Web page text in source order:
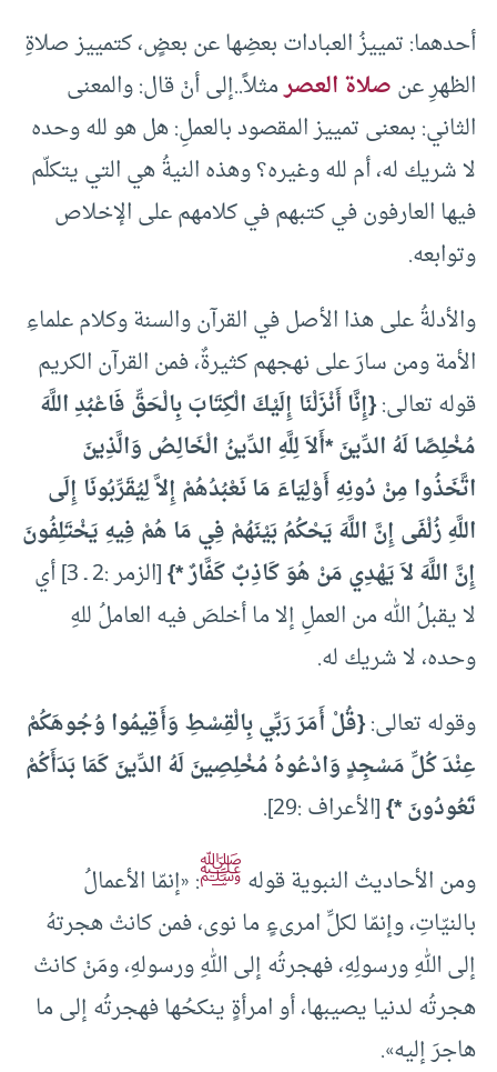
أحدهما: تمييزُ العبادات بعضِها عن بعضٍ، كتمييز صلاةِ
الظهرِ عنصلاة العصرمثلاً..إلى أنْ قال: والمعنى
الثاني: بمعنى تمييز المقصود بالعملِ: هل هو لله وحده
لا شريك له، أم لله وغيره؟ وهذه النيةُ هي التي يتكلّم
فيها العارفون في كتبهم في كلامهم على الإخلاص
وتوابعه.
والأدلةُ على هذا الأصل في القرآن والسنة وكلام علماءِ
الأمة ومن سارَ على نهجهم كثيرةٌ، فمن القرآن الكريم
قوله تعالى:{إِنَّا أَنْزَلْنَا إِلَيْكَ الْكِتَابَ بِالْحَقِّ فَاعْبُدِ اللَّهَ
مُخْلِصًا لَهُ الدِّينَ *أَلاَ لِلَّهِ الدِّينُ الْخَالِصُ وَالَّذِينَ
اتَّخَذُوا مِنْ دُونِهِ أَوْلِيَاءَ مَا نَعْبُدُهُمْ إِلاَّ لِيُقَرِّبُونَا إِلَى
اللَّهِ زُلْفَى إِنَّ اللَّهَ يَحْكُمُ بَيْنَهُمْ فِي مَا هُمْ فِيهِ يَخْتَلِفُونَ
إِنَّ اللَّهَ لاَ يَهْدِي مَنْ هُوَ كَاذِبٌ كَفَّارٌ *}
[الزمر :2 ـ 3] أي
لا يقبلُ الله من العملِ إلا ما أخلصَ فيه العاملُ للهِ
وحده، لا شريك له.
وقوله تعالى:{قُلْ أَمَرَ رَبِّي بِالْقِسْطِ وَأَقِيمُوا وُجُوهَكُمْ
عِنْدَ كُلِّ مَسْجِدٍ وَادْعُوهُ مُخْلِصِينَ لَهُ الدِّينَ كَمَا بَدَأَكُمْ
تَعُودُونَ *}[الأعراف :29].
ومن الأحاديث النبوية قولهﷺ: «إنمّا الأعمالُ
بالنيّاتِ، وإنمّا لكلِّ امرىءٍ ما نوى، فمن كانتْ هجرتهُ
إلى اللهِ ورسولِهِ، فهجرتُه إلى اللهِ ورسولهِ، ومَنْ كانتْ
هجرتُه لدنيا يصيبها، أو امرأةٍ ينكحُها فهجرتُه إلى ما
هاجرَ إليه».